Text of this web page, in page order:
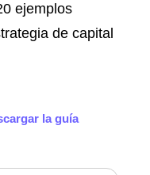
ejemplos
de capital
la guía